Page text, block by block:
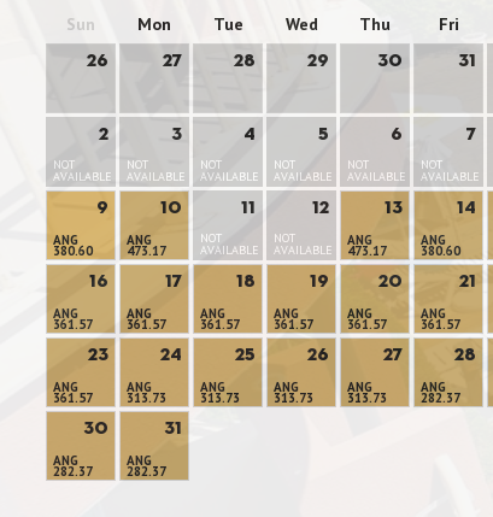
Sun Mon Tue Wed Thu Fri
26 27 28 29 30 31
2
NOT
AVAILABLE
3
NOT
AVAILABLE
4
NOT
AVAILABLE
5
NOT
AVAILABLE
6
NOT
AVAILABLE
7
NOT
AVAILABLE
9
ANG
380.60
10
ANG
473.17
11
NOT
AVAILABLE
12
NOT
AVAILABLE
13
ANG
473.17
14
ANG
380.60
16
ANG
361.57
17
ANG
361.57
18
ANG
361.57
19
ANG
361.57
20
ANG
361.57
21
ANG
361.57
23
ANG
361.57
24
ANG
313.73
25
ANG
313.73
26
ANG
313.73
27
ANG
313.73
28
ANG
282.37
30
ANG
282.37
31
ANG
282.37